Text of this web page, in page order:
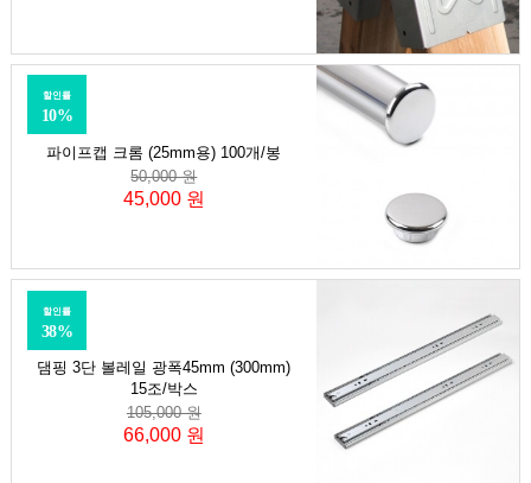
파이프캡 크롬 (25mm용) 100개/봉
할인률
10%
50,000 원
45,000 원
댐핑 3단 볼레일 광폭45mm (300mm)
15조/박스
할인률
38%
105,000 원
66,000 원